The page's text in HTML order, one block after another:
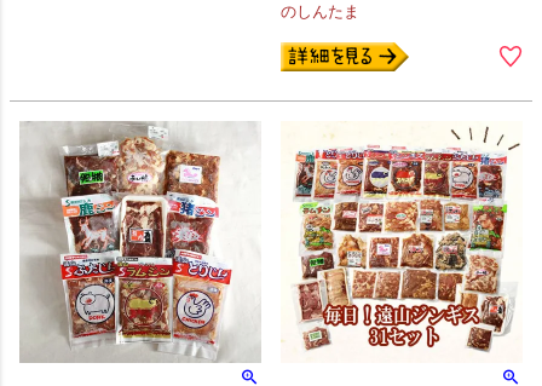
のしんたま